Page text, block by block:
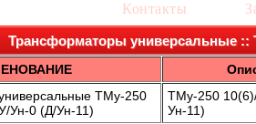
Контакты
Трансформаторы универсальные ::
ТМу-250
Ун-0 (Д/Ун-11)
ТМу-250
Ун-11)